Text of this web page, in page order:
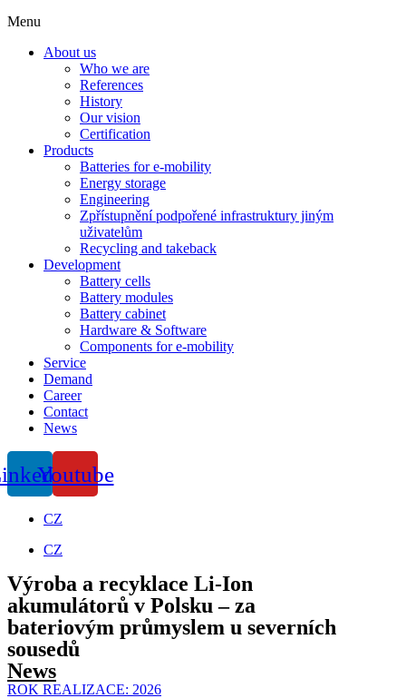
Menu
About us
Who we are
References
History
Our vision
Certification
Products
Batteries for e-mobility
Energy storage
Engineering
Zpřístupnění podpořené infrastruktury jiným
uživatelům
Recycling and takeback
Development
Battery cells
Battery modules
Battery cabinet
Hardware & Software
Components for e-mobility
Service
Demand
Career
Contact
News
Youtube
CZ
CZ
Výroba a recyklace Li-Ion
akumulátorů v Polsku – za
bateriovým průmyslem u severních
sousedů
News
ROK REALIZACE: 2026